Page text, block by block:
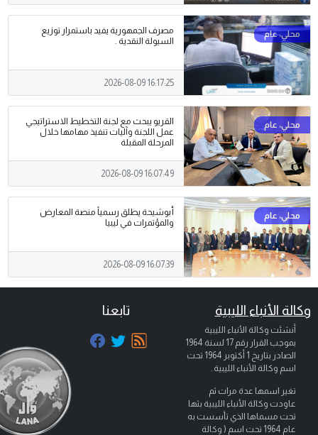
مصرف الجمهورية يفيد باستمرار توزيع
السيولة النقدية .
2026-08-09 16:17:25
القريو يبحث مع لجنة التخطيط الاستراتيجي
عمل اللجنة وآليات تنفيذ مهامها خلال
المرحلة المقبلة
2026-08-09 16:07:49
أبوشيحة يطلق رسمياً منصة المعارض
والمؤتمرات في ليبيا
2026-08-09 16:07:39
وكالة الأنباء الليبية
أنشئت وكالة الأنباء الليبية
بموجب القرار رقم 17 لسنة 1964
الصادر بتاريخ 1 أكتوبر 1964
تحت
اسم وكالة الأنباء الليبية .
تغير اسمها عدة مرات ثم
عاودت وكالة الأنباء الليبية بثها
تحت مسماها الذي تأسست به
عام 1964 تحت اسم ( وكالة
تابعنا